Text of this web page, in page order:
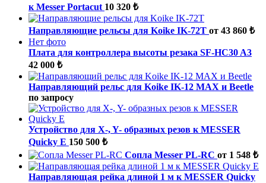
к Messer Portacut 10 320 ₺
Направляющие рельсы для Koike IK-72T от 43 860 ₺
Нет фото
Плата для контроллера высоты резака SF-HC30 A3
42 000 ₺
Направляющий рельс для Koike IK-12 MAX и Beetle
по запросу
Устройство для X-, Y- образных резов к MESSER
Quicky E 150 500 ₺
Сопла Messer PL-RC от 1 548 ₺
Направляющая рейка длиной 1 м к MESSER Quicky